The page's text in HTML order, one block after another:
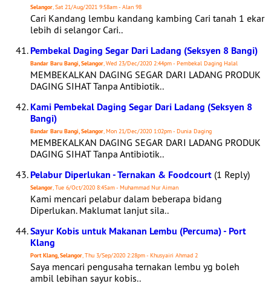
Selangor, Sat 21/Aug/2021 9:58am - Alan 98
Cari Kandang lembu kandang kambing Cari tanah 1 ekar
lebih di selangor Cari..
Pembekal Daging Segar Dari Ladang (Seksyen 8 Bangi)
Bandar Baru Bangi, Selangor, Wed 23/Dec/2020 2:44pm - Pembekal Daging Halal
MEMBEKALKAN DAGING SEGAR DARI LADANG PRODUK
DAGING SIHAT Tanpa Antibiotik..
Kami Pembekal Daging Segar Dari Ladang (Seksyen 8
Bangi)
Bandar Baru Bangi, Selangor, Mon 21/Dec/2020 1:02pm - Dunia Daging
MEMBEKALKAN DAGING SEGAR DARI LADANG PRODUK
DAGING SIHAT Tanpa Antibiotik..
Pelabur Diperlukan - Ternakan & Foodcourt (1 Reply)
Selangor, Tue 6/Oct/2020 8:45am - Muhammad Nur Aiman
Kami mencari pelabur dalam beberapa bidang
Diperlukan. Maklumat lanjut sila..
Sayur Kobis untuk Makanan Lembu (Percuma) - Port
Klang
Port Klang, Selangor, Thu 3/Sep/2020 2:28pm - Khusyairi Ahmad 2
Saya mencari pengusaha ternakan lembu yg boleh
ambil lebihan sayur kobis..